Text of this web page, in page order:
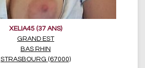
XELIA45 (37 ANS)
GRAND EST
BAS RHIN
STRASBOURG (67000)